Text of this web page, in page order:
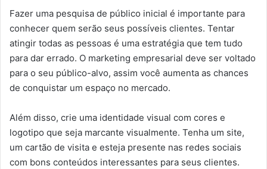
Fazer uma pesquisa de público inicial é importante para
conhecer quem serão seus possíveis clientes. Tentar
atingir todas as pessoas é uma estratégia que tem tudo
para dar errado. O marketing empresarial deve ser voltado
para o seu público-alvo, assim você aumenta as chances
de conquistar um espaço no mercado.
Além disso, crie uma identidade visual com cores e
logotipo que seja marcante visualmente. Tenha um site,
um cartão de visita e esteja presente nas redes sociais
com bons conteúdos interessantes para seus clientes.